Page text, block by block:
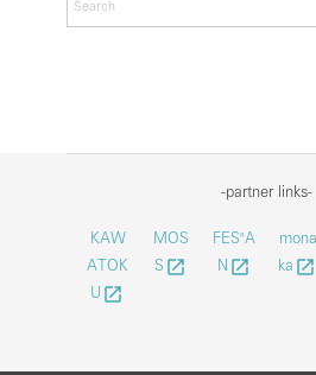
イ
-partner links-
KAW
ATOK
U launch
MOS
S launch
FES"A
N launch
mona
ka launch